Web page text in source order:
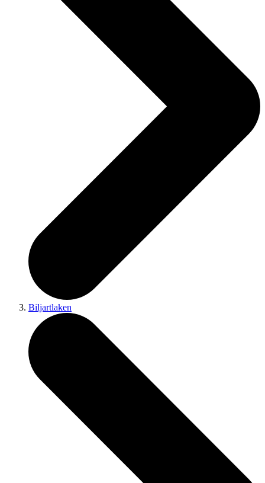
Biljartlaken